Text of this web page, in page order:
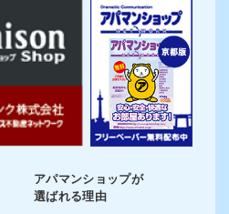
アパマンショップが
選ばれる理由